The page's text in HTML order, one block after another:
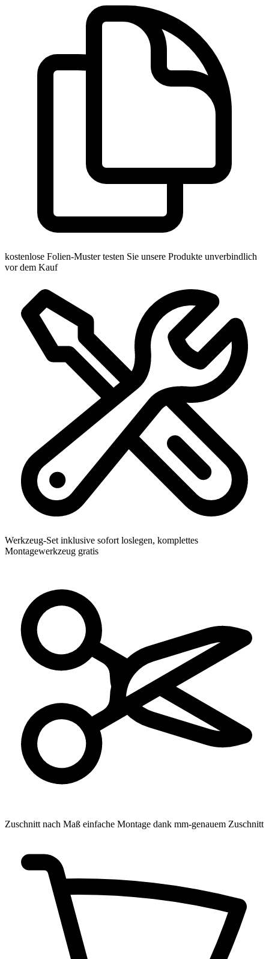
kostenlose Folien-Muster testen Sie unsere Produkte unverbindlich
vor dem Kauf
Werkzeug-Set inklusive sofort loslegen, komplettes
Montagewerkzeug gratis
Zuschnitt nach Maß einfache Montage dank mm-genauem Zuschnitt